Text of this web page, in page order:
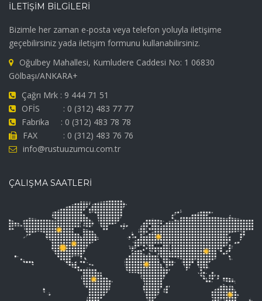
İLETİŞİM BİLGİLERİ
Bizimle her zaman e-posta veya telefon yoluyla iletişime
geçebilirsiniz yada iletişim formunu kullanabilirsiniz.
Oğulbey Mahallesi, Kumludere Caddesi No: 1 06830
Gölbaşı/ANKARA+
Çağrı Mrk : 9 444 71 51
OFİS : 0 (312) 483 77 77
Fabrika : 0 (312) 483 78 78
FAX : 0 (312) 483 76 76
info@rustuuzumcu.com.tr
ÇALIŞMA SAATLERİ